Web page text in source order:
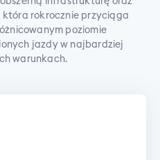
która rokrocznie przyciąga
poziomie
jazdy w najbardziej
warunkach.